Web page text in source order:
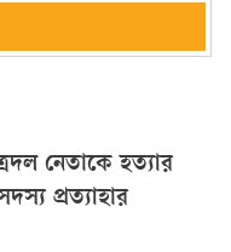
নেতাকে হত্যার
প্রত্যাহার